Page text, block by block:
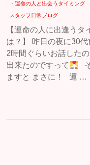
・運命の人と出会うタイミング
スタッフ日常ブログ
【運命の人に出逢うタ
は？】 昨日の夜に30
2時間ぐらいお話した
出来たのですって
ますと まさに！ 運 …